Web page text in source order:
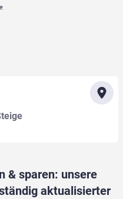
& sparen: unsere
aktualisierter